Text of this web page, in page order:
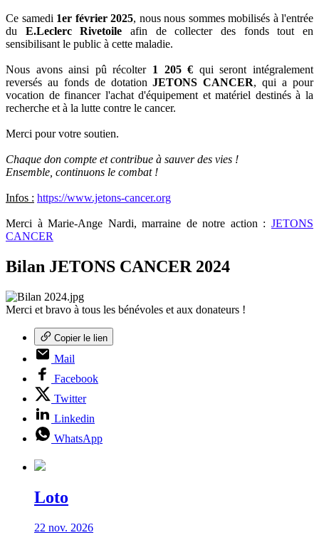
Ce samedi 1er février 2025, nous nous sommes mobilisés à l'entrée
du E.Leclerc Rivetoile afin de collecter des fonds tout en
sensibilisant le public à cette maladie.
Nous avons ainsi pû récolter 1 205 € qui seront intégralement
reversés au fonds de dotationJETONS CANCER, qui a pour
vocation de financer l'achat d'équipement et matériel destinés à la
recherche et à la lutte contre le cancer.
Merci pour votre soutien.
Chaque don compte et contribue à sauver des vies !
Ensemble, continuons le combat !
Infos : https://www.jetons-cancer.org
Merci à Marie-Ange Nardi, marraine de notre action : JETONS
CANCER
Bilan JETONS CANCER 2024
Merci et bravo à tous les bénévoles et aux donateurs !
Copier le lien
Mail
Facebook
Twitter
Linkedin
WhatsApp
Loto
22 nov. 2026